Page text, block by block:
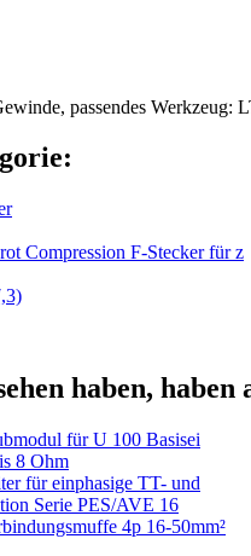
passendes Werkzeug:
Compression F-Stecker für z
haben, haben
für U 100 Basisei
8 Ohm
für einphasige TT- und
Serie PES/AVE 16
4p 16-50mm²